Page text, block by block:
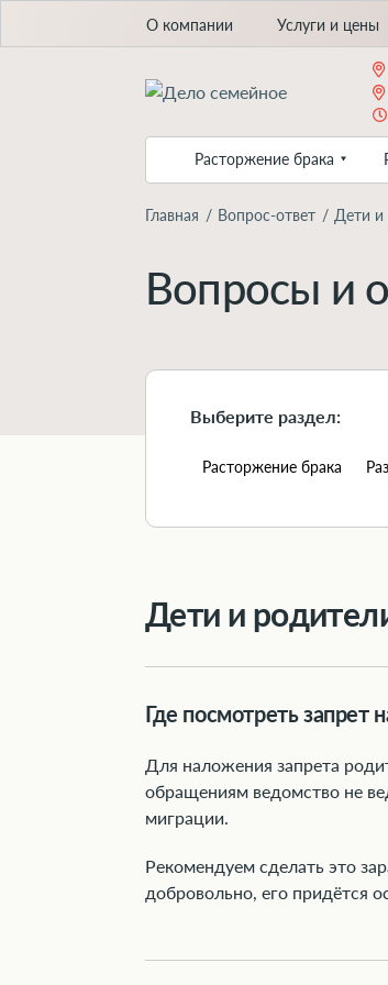
О компании Услуги и цены
Расторжение брака
Главная Вопрос-ответ Дети и
Вопросы и
Выберите раздел:
Расторжение брака
Дети и
Где посмотреть запрет
Для наложения запрета
обращениям ведомство не
миграции.
Рекомендуем сделать это
добровольно, его придётся